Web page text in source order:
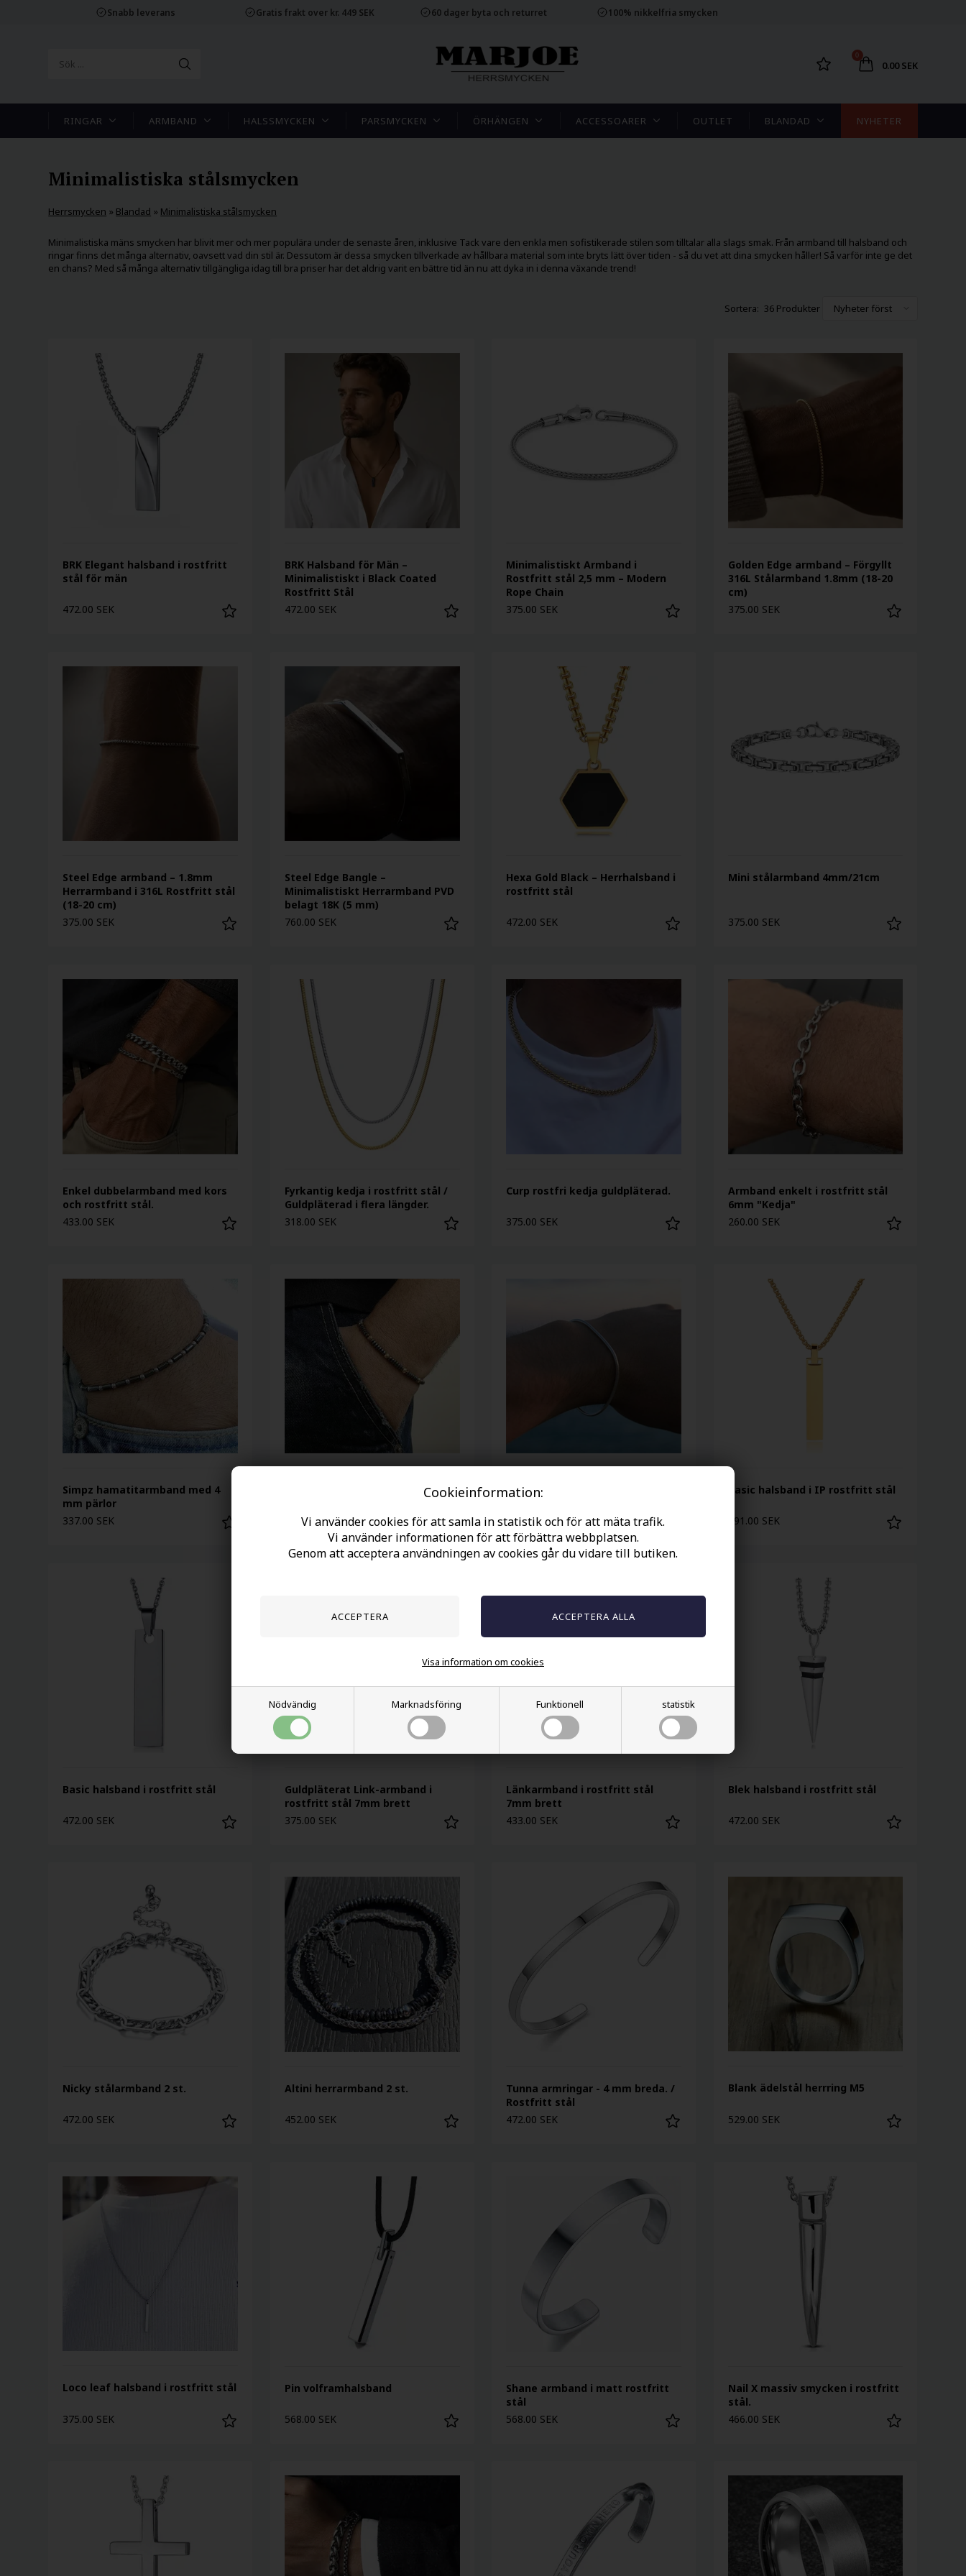
Cookieinformation:
Vi använder cookies för att samla in statistik och för att mäta trafik.
Vi använder informationen för att förbättra webbplatsen.
Genom att acceptera användningen av cookies går du vidare till butiken.
Nödvändig Marknadsföring Funktionell statistik
Visa information om cookies
Snabb leverans Gratis frakt over kr. 449 SEK 60 dager byta och returret 100% nikkelfria smycken
0
0.00 SEK
RINGAR ARMBAND HALSSMYCKEN PARSMYCKEN ÖRHÄNGEN ACCESSOARER OUTLET BLANDAD NYHETER
Minimalistiska stålsmycken
Herrsmycken » Blandad » Minimalistiska stålsmycken
Minimalistiska mäns smycken har blivit mer och mer populära under de senaste åren, inklusive Tack vare den enkla men sofistikerade stilen som tilltalar alla slags smak. Från armband till halsband och
ringar finns det många alternativ, oavsett vad din stil är. Dessutom är dessa smycken tillverkade av hållbara material som inte bryts lätt över tiden - så du vet att dina smycken håller! Så varför inte ge det
en chans? Med så många alternativ tillgängliga idag till bra priser har det aldrig varit en bättre tid än nu att dyka in i denna växande trend!
36 Produkter
BRK Elegant halsband i rostfritt
stål för män
472.00 SEK
BRK Halsband för Män –
Minimalistiskt i Black Coated
Rostfritt Stål
472.00 SEK
Minimalistiskt Armband i
Rostfritt stål 2,5 mm – Modern
Rope Chain
375.00 SEK
Golden Edge armband – Förgyllt
316L Stålarmband 1.8mm (18-20
cm)
375.00 SEK
Steel Edge armband – 1.8mm
Herrarmband i 316L Rostfritt stål
(18-20 cm)
375.00 SEK
Steel Edge Bangle –
Minimalistiskt Herrarmband PVD
belagt 18K (5 mm)
760.00 SEK
Hexa Gold Black – Herrhalsband i
rostfritt stål
472.00 SEK
Mini stålarmband 4mm/21cm
375.00 SEK
Enkel dubbelarmband med kors
och rostfritt stål.
433.00 SEK
Fyrkantig kedja i rostfritt stål /
Guldpläterad i flera längder.
318.00 SEK
Curp rostfri kedja guldpläterad.
375.00 SEK
Armband enkelt i rostfritt stål
6mm "Kedja"
260.00 SEK
Simpz hamatitarmband med 4
mm pärlor
337.00 SEK
Gyllene hamatitarmband med 4
337.00 SEK
MalX titan armband 2mm
337.00 SEK
Basic halsband i IP rostfritt stål
491.00 SEK
Basic halsband i rostfritt stål
472.00 SEK
Guldpläterat Link-armband i
rostfritt stål 7mm brett
375.00 SEK
Länkarmband i rostfritt stål
7mm brett
433.00 SEK
Blek halsband i rostfritt stål
472.00 SEK
Nicky stålarmband 2 st.
472.00 SEK
Altini herrarmband 2 st.
452.00 SEK
Tunna armringar - 4 mm breda. /
Rostfritt stål
472.00 SEK
Blank ädelstål herrring M5
529.00 SEK
Loco leaf halsband i rostfritt stål
375.00 SEK
Pin volframhalsband
568.00 SEK
Shane armband i matt rostfritt
stål
568.00 SEK
Nail X massiv smycken i rostfritt
stål.
466.00 SEK